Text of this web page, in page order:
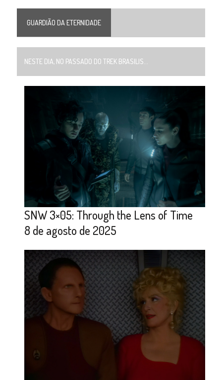
GUARDIÃO DA ETERNIDADE
NESTE DIA, NO PASSADO DO TREK BRASILIS...
SNW 3×05: Through the Lens of Time
8 de agosto de 2025